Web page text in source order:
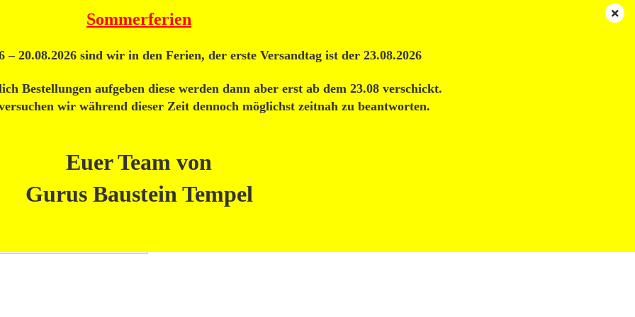
Merkzettel
Sommerferien
– 20.08.2026 sind wir in den Ferien, der erste Versandtag ist der 23.08.2026
Bestellungen aufgeben diese werden dann aber erst ab dem 23.08 verschickt.
wir während dieser Zeit dennoch möglichst zeitnah zu beantworten.
Euer Team von
Gurus Baustein Tempel
Einzelteile Lego® Bausteine Lego® Bauplatten Lego® Technic BRICK-BUY UNSERE SHOPS